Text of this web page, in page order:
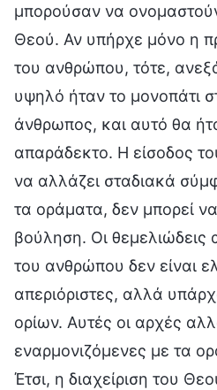
μπορούσαν να ονομαστούν
Θεού. Αν υπήρχε μόνο η
του ανθρώπου, τότε,
υψηλό ήταν το μονοπάτι
άνθρωπος, και αυτό θα
απαράδεκτο. Η είσοδος
να αλλάζει σταδιακά
τα οράματα, δεν μπορεί
βούληση. Οι
του ανθρώπου δεν είναι
απεριόριστες, αλλά
ορίων. Αυτές οι αρχές
εναρμονιζόμενες με τα
Έτσι, η διαχείριση του